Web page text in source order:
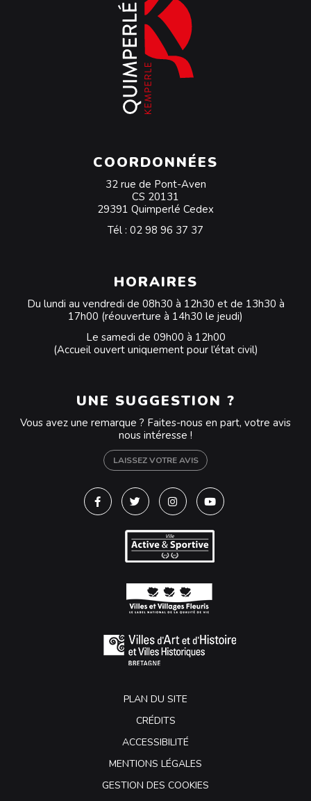
COORDONNÉES
32 rue de Pont-Aven
CS 20131
29391 Quimperlé Cedex
Tél : 02 98 96 37 37
HORAIRES
Du lundi au vendredi de 08h30 à 12h30 et de 13h30 à
17h00 (réouverture à 14h30 le jeudi)
Le samedi de 09h00 à 12h00
(Accueil ouvert uniquement pour l’état civil)
UNE SUGGESTION ?
Vous avez une remarque ? Faites-nous en part, votre avis
nous intéresse !
LAISSEZ VOTRE AVIS
Lien vers le compte Facebook
Lien vers le compte Twitter
Lien vers le compte
Lien vers la chaîne
PLAN DU SITE
CRÉDITS
ACCESSIBILITÉ
MENTIONS LÉGALES
GESTION DES COOKIES